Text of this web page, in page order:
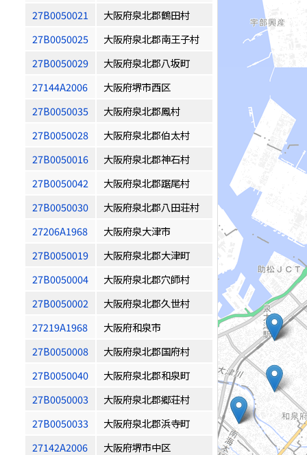
27B0050021
大阪府泉北郡鶴田村
27B0050025
大阪府泉北郡南王子村
27B0050029
大阪府泉北郡八坂町
27144A2006
大阪府堺市西区
27B0050035
大阪府泉北郡鳳村
27B0050028
大阪府泉北郡伯太村
27B0050016
大阪府泉北郡神石村
27B0050042
大阪府泉北郡踞尾村
27B0050030
大阪府泉北郡八田荘村
27206A1968
大阪府泉大津市
27B0050019
大阪府泉北郡大津町
27B0050004
大阪府泉北郡穴師村
27B0050002
大阪府泉北郡久世村
27219A1968
大阪府和泉市
27B0050008
大阪府泉北郡国府村
27B0050040
大阪府泉北郡和泉町
27B0050003
大阪府泉北郡郷荘村
27B0050033
大阪府泉北郡浜寺町
27142A2006
大阪府堺市中区